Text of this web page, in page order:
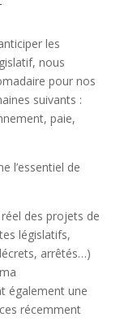
les
nous
pour nos
suivants :
paie,
l’essentiel de
des projets de
législatifs,
arrêtés…)
également une
récemment